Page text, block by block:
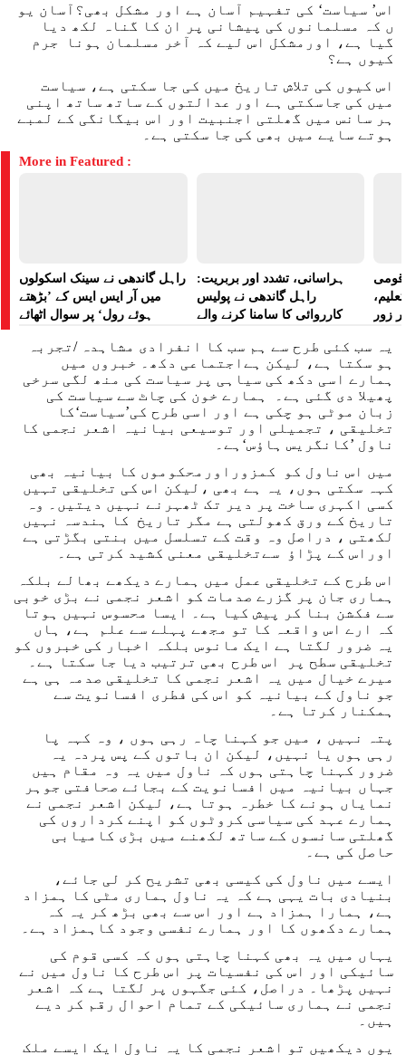
اس’ سیاست‘ کی تفہیم آسان ہے اور مشکل بھی؟آسان یو
ں کہ مسلمانوں کی پیشانی پر ان کا گناہ لکھ دیا
گیا ہے، اورمشکل اس لیے کہ آخر مسلمان ہونا جرم
کیوں ہے؟
اس کیوں کی تلاش تاریخ میں کی جا سکتی ہے، سیاست
میں کی جاسکتی ہے اور عدالتوں کے ساتھ ساتھ اپنی
ہر سانس میں گھلتی اجنبیت اور اس بیگانگی کے لمبے
ہوتے سایے میں بھی کی جا سکتی ہے۔
More in Featured :
راہل گاندھی نے سینک اسکولوں
میں آر ایس ایس کے ’بڑھتے
ہوئے رول‘ پر سوال اٹھائے
ہراسانی، تشدد اور بربریت:
راہل گاندھی نے پولیس
کارروائی کا سامنا کرنے والے
قومی
زور
یہ سب کئی طرح سے ہم سب کا انفرادی مشاہدہ /تجربہ
ہو سکتا ہے، لیکن ہےاجتماعی دکھ۔ خبروں میں
ہمارے اسی دکھ کی سیاہی پر سیاست کی منھ لگی سرخی
پھیلا دی گئی ہے۔ ہمارے خون کی چاٹ سے سیاست کی
زبان موٹی ہو چکی ہے اور اسی طرح کی’سیاست‘کا
تخلیقی ، تجمیلی اور توسیعی بیانیہ اشعر نجمی کا
ناول ’کانگریس ہاؤس‘ہے۔
میں اس ناول کو کمزوراورمحکوموں کا بیانیہ بھی
کہہ سکتی ہوں، یہ ہے بھی ،لیکن اس کی تخلیقی تہیں
کسی اکہری ساخت پر دیر تک ٹھہرنے نہیں دیتیں۔ وہ
تاریخ کے ورق کھولتی ہے مگر تاریخ کا ہندسہ نہیں
لکھتی ، دراصل وہ وقت کے تسلسل میں بنتی بگڑتی ہے
اوراس کے پڑاؤ سےتخلیقی معنی کشید کرتی ہے۔
اس طرح کے تخلیقی عمل میں ہمارے دیکھے بھالے بلکہ
ہماری جان پر گزرے صدمات کو اشعر نجمی نے بڑی خوبی
سے فکشن بنا کر پیش کیا ہے۔ ایسا محسوس نہیں ہوتا
کہ ارے اس واقعہ کا تو مجھے پہلے سے علم ہے، ہاں
یہ ضرور لگتا ہے ایک مانوس بلکہ اخبار کی خبروں کو
تخلیقی سطح پر اس طرح بھی ترتیب دیا جا سکتا ہے۔
میرے خیال میں یہ اشعر نجمی کا تخلیقی صدمہ ہی ہے
جو ناول کے بیانیہ کو اس کی فطری افسانویت سے
ہمکنار کرتا ہے۔
پتہ نہیں ، میں جو کہنا چاہ رہی ہوں ، وہ کہہ پا
رہی ہوں یا نہیں، لیکن ان باتوں کے پس پردہ یہ
ضرور کہنا چاہتی ہوں کہ ناول میں یہ وہ مقام ہیں
جہاں بیانیہ میں افسانویت کے بجائے صحافتی جوہر
نمایاں ہونے کا خطرہ ہوتا ہے، لیکن اشعر نجمی نے
ہمارے عہد کی سیاسی کروٹوں کو اپنے کرداروں کی
گھلتی سانسوں کے ساتھ لکھنے میں بڑی کامیابی
حاصل کی ہے۔
ایسے میں ناول کی کیسی بھی تشریح کر لی جائے،
بنیادی بات یہی ہے کہ یہ ناول ہماری مٹی کا ہمزاد
ہے، ہمارا ہمزاد ہے اور اس سے بھی بڑھ کر یہ کہ
ہمارے دکھوں کا اور ہمارے نفسی وجود کاہمزاد ہے۔
یہاں میں یہ بھی کہنا چاہتی ہوں کہ کسی قوم کی
سائیکی اور اس کی نفسیات پر اس طرح کا ناول میں نے
نہیں پڑھا۔ دراصل، کئی جگہوں پر لگتا ہے کہ اشعر
نجمی نے ہماری سائیکی کے تمام احوال رقم کر دیے
ہیں۔
یوں دیکھیں تو اشعر نجمی کا یہ ناول ایک ایسے ملک